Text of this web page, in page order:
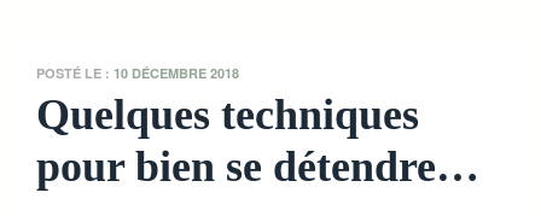
POSTÉ LE : 10 DÉCEMBRE 2018
Quelques techniques
pour bien se détendre…